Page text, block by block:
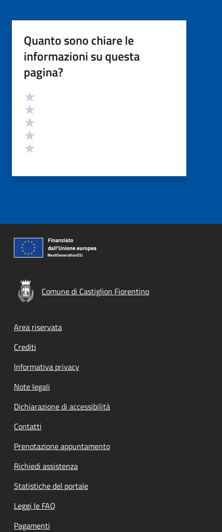
Quanto sono chiare le
informazioni su questa
pagina?
Valutazione
Comune di Castiglion Fiorentino
Footer menu
Area riservata
Crediti
Informativa privacy
Note legali
Dichiarazione di accessibilità
Contatti
Prenotazione appuntamento
Richiedi assistenza
Statistiche del portale
Leggi le FAQ
Pagamenti